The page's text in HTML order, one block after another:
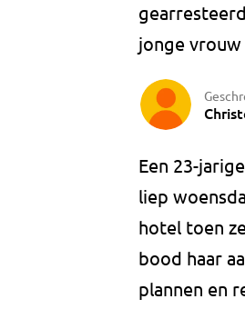
jonge vrouw
Een 23-
liep
hotel toen
bood haar
plannen en